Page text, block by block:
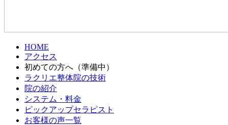
HOME
アクセス
初めての方へ（準備中）
ラクリエ整体院の技術
院の紹介
システム・料金
ピックアップセラピスト
お客様の声一覧